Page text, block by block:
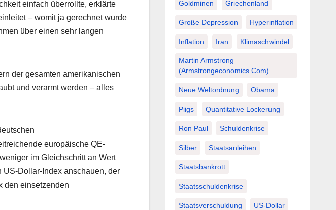
einfach überrollte, erklärte
– womit ja gerechnet wurde
über einen sehr langen
der gesamten amerikanischen
und verarmt werden – alles
europäische QE-
im Gleichschritt an Wert
Dollar-Index anschauen, der
den einsetzenden
Goldminen Griechenland
Große Depression Hyperinflation
Inflation Iran Klimaschwindel
Martin Armstrong
(Armstrongeconomics.com)
Neue Weltordnung Obama
Piigs Quantitative Lockerung
Ron Paul Schuldenkrise
Silber Staatsanleihen
Staatsbankrott
Staatsschuldenkrise
Staatsverschuldung US-Dollar